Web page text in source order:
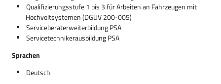
Qualifizierungsstufe 1 bis 3 für Arbeiten an Fahrzeugen mit
Hochvoltsystemen (DGUV 200-005)
Serviceberaterweiterbildung PSA
Servicetechnikerausbildung PSA
Sprachen
Deutsch